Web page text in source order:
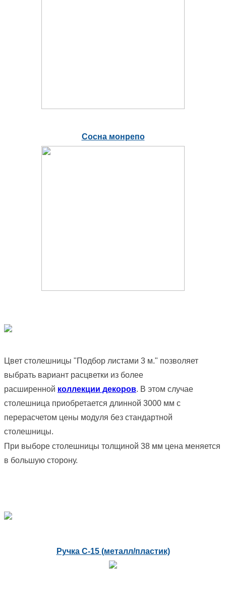
Сосна монрепо
Цвет столешницы "Подбор листами 3 м." позволяет
выбрать вариант расцветки из более
расширенной коллекции декоров. В этом случае
столешница приобретается длинной 3000 мм с
перерасчетом цены модуля без стандартной
столешницы.
При выборе столешницы толщиной 38 мм цена меняется
в большую сторону.
Ручка С-15 (металл/пластик)